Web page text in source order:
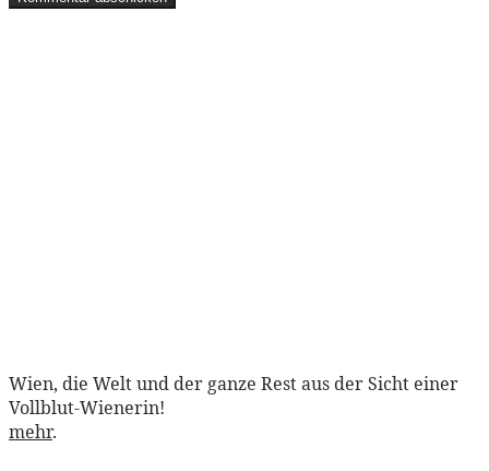
Wien, die Welt und der ganze Rest aus der Sicht einer
Vollblut-Wienerin!
mehr.